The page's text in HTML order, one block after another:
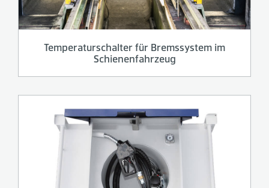
Temperaturschalter für Bremssystem im
Schienenfahrzeug